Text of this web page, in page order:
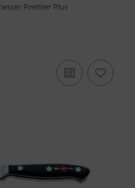
Premier Plus